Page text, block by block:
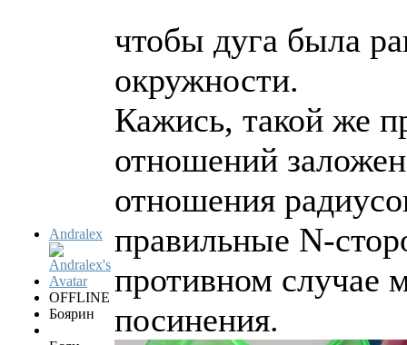
Andralex
OFFLINE
Боярин
чтобы дуга была
окружности.
Кажись, такой же
отношений
отношения
правильные N-
противном случае
посинения.